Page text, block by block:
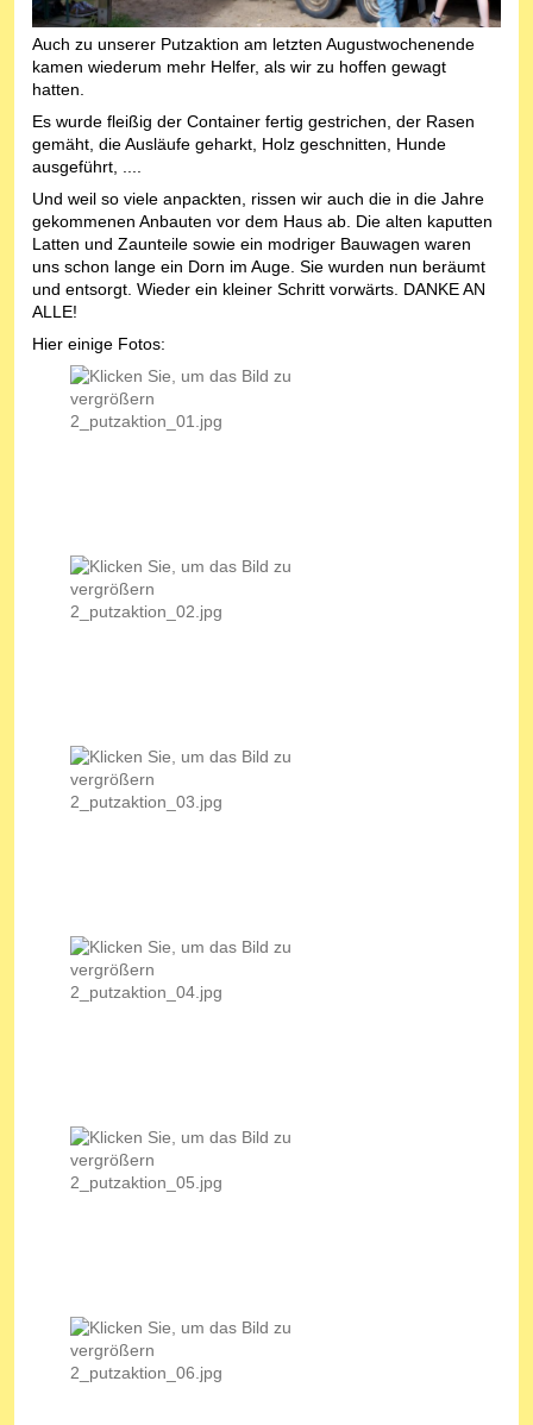
Auch zu unserer Putzaktion am letzten Augustwochenende
kamen wiederum mehr Helfer, als wir zu hoffen gewagt
hatten.
Es wurde fleißig der Container fertig gestrichen, der Rasen
gemäht, die Ausläufe geharkt, Holz geschnitten, Hunde
ausgeführt, ....
Und weil so viele anpackten, rissen wir auch die in die Jahre
gekommenen Anbauten vor dem Haus ab. Die alten kaputten
Latten und Zaunteile sowie ein modriger Bauwagen waren
uns schon lange ein Dorn im Auge. Sie wurden nun beräumt
und entsorgt. Wieder ein kleiner Schritt vorwärts. DANKE AN
ALLE!
Hier einige Fotos: